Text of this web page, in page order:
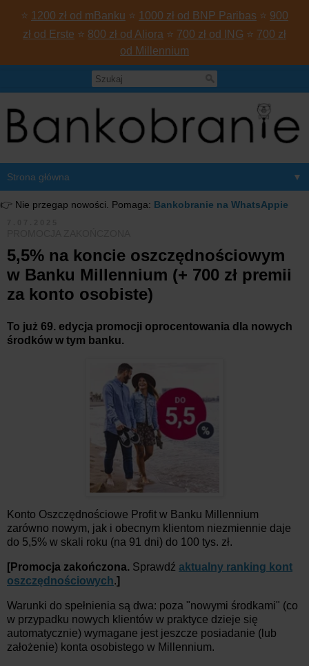
⭐ 1200 zł od mBanku ⭐ 1000 zł od BNP Paribas ⭐ 900
zł od Erste ⭐ 800 zł od Aliora ⭐ 700 zł od ING ⭐ 700 zł
od Millennium
▼
👉 Nie przegap nowości. Pomaga: Bankobranie na WhatsAppie
5,5% na koncie oszczędnościowym
w Banku Millennium (+ 700 zł premii
za konto osobiste)
To już 69. edycja promocji oprocentowania dla nowych
środków w tym banku.
Konto Oszczędnościowe Profit w Banku Millennium
zarówno nowym, jak i obecnym klientom niezmiennie daje
do 5,5% w skali roku (na 91 dni) do 100 tys. zł.
[Promocja zakończona. Sprawdź aktualny ranking kont
oszczędnościowych.]
Warunki do spełnienia są dwa: poza "nowymi środkami" (co
w przypadku nowych klientów w praktyce dzieje się
automatycznie) wymagane jest jeszcze posiadanie (lub
założenie) konta osobistego w Millennium.